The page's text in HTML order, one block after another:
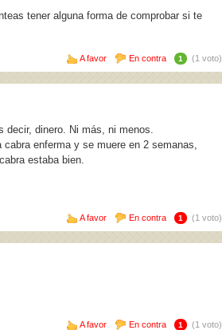
tener alguna forma de comprobar si te
A favor En contra 1 (1 voto)
decir, dinero. Ni más, ni menos.
enferma y se muere en 2 semanas,
estaba bien.
A favor En contra 1 (1 voto)
A favor En contra 1 (1 voto)